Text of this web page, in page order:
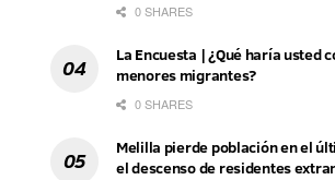
0 SHARES
La Encuesta | ¿Qué haría usted
menores migrantes?
0 SHARES
Melilla pierde población en el
el descenso de residentes